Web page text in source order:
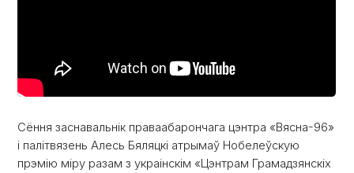
Сёння заснавальнік праваабарончага цэнтра «Вясна-96»
і палітвязень Алесь Бяляцкі атрымаў Нобелеўскую
прэмію міру разам з украінскім «Цэнтрам Грамадзянскіх